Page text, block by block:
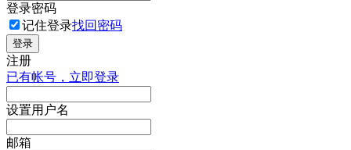
登录密码
记住登录找回密码
登录
注册
已有帐号，立即登录
设置用户名
邮箱